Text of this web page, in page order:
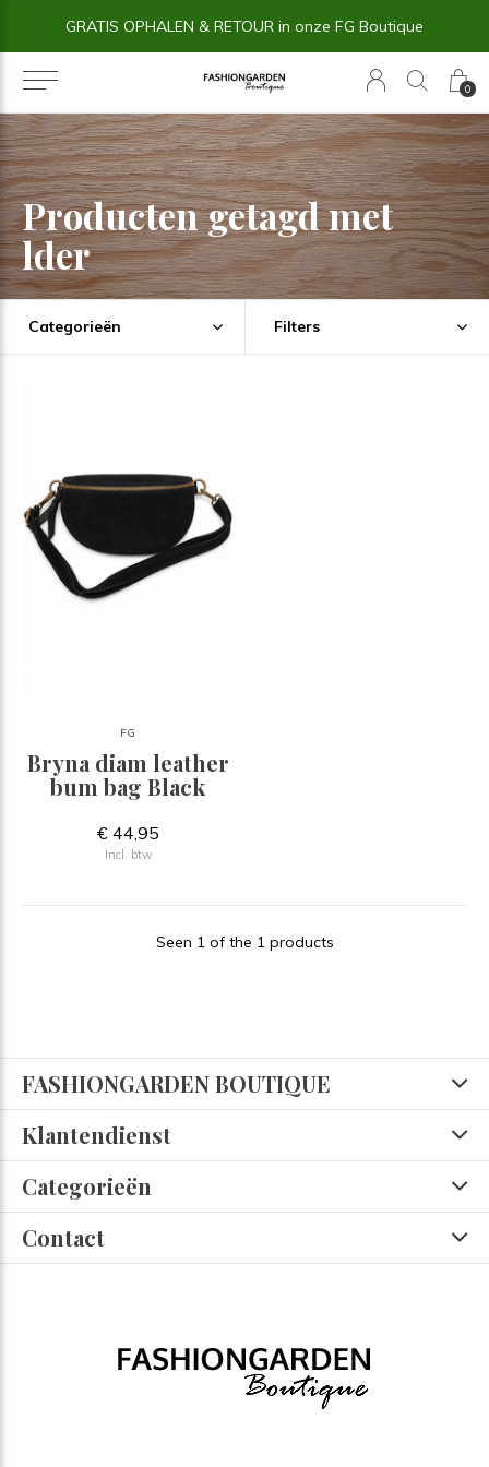
0
GRATIS OPHALEN & RETOUR in onze FG Boutique
Producten getagd met
lder
Categorieën Filters
FG
Bryna diam leather
bum bag Black
€ 44,95
Incl. btw
Seen 1 of the 1 products
FASHIONGARDEN BOUTIQUE
Klantendienst
Categorieën
Contact